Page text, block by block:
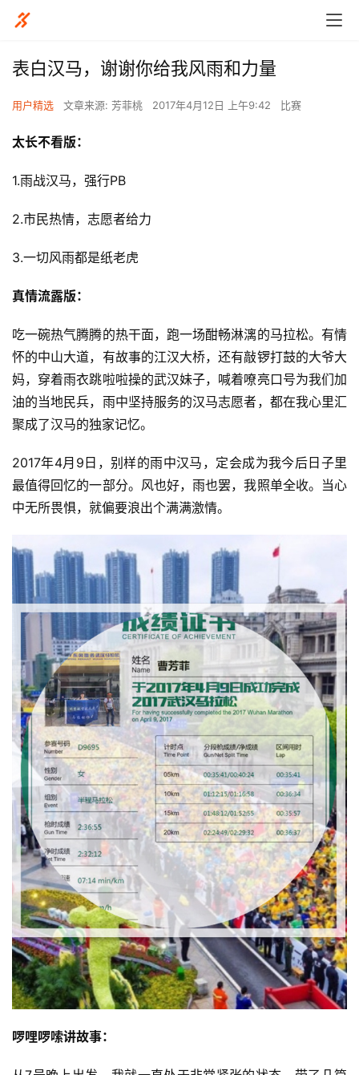
表白汉马，谢谢你给我风雨和力量
用户精选 文章来源: 芳菲桃 2017年4月12日 上午9:42 比赛
太长不看版：
1.雨战汉马，强行PB
2.市民热情，志愿者给力
3.一切风雨都是纸老虎
真情流露版：
吃一碗热气腾腾的热干面，跑一场酣畅淋漓的马拉松。有情
怀的中山大道，有故事的江汉大桥，还有敲锣打鼓的大爷大
妈，穿着雨衣跳啦啦操的武汉妹子，喊着嘹亮口号为我们加
油的当地民兵，雨中坚持服务的汉马志愿者，都在我心里汇
聚成了汉马的独家记忆。
2017年4月9日，别样的雨中汉马，定会成为我今后日子里
最值得回忆的一部分。风也好，雨也罢，我照单全收。当心
中无所畏惧，就偏要浪出个满满激情。
啰哩啰嗦讲故事：